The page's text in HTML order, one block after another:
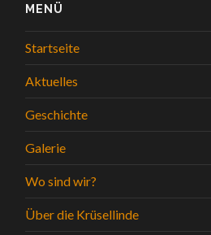
MENÜ
Startseite
Aktuelles
Geschichte
Galerie
Wo sind wir?
Über die Krüsellinde